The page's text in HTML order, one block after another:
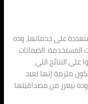
على خدماتها، وده
المستخدمة. الضمانات
النتائج اللي
ملزمة إنها تعيد
بيعزز من مصداقيتها